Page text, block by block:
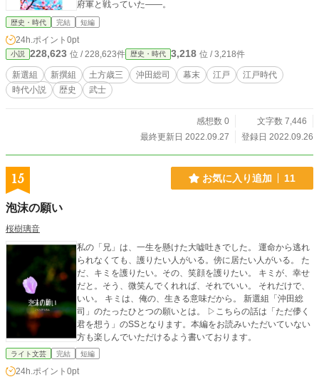
府軍と戦っていた――。
歴史・時代 完結 短編
24h.ポイント 0pt
小説 228,623 位 / 228,623件 歴史・時代 3,218 位 / 3,218件
新選組 新撰組 土方歳三 沖田総司 幕末 江戸
江戸時代
時代小説
歴史 武士
感想数 0
文字数 7,446
最終更新日 2022.09.27
登録日 2022.09.26
15 お気に入り追加 11
泡沫の願い
桜樹璃音
私の「兄」は、一生を懸けた大嘘吐きでした。 運命から逃れ
られなくても、護りたい人がいる。傍に居たい人がいる。 た
だ、キミを護りたい。その、笑顔を護りたい。 キミが、幸せ
だと。そう、微笑んでくれれば、それでいい。 それだけで、
いい。 キミは、俺の、生きる意味だから。 新選組「沖田総
司」のたったひとつの願いとは。 ▷こちらの話は「ただ儚く
君を想う」のSSとなります。本編をお読みいただいていない
方も楽しんでいただけるよう書いております。
ライト文芸 完結 短編
24h.ポイント 0pt